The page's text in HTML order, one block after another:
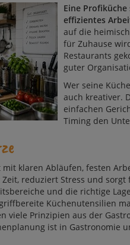
Eine
effizientes
auf die
für Zuhause
Restaurants
guter
Wer seine
auch kreativer.
einfachen
Timing den
klaren Ab­läufen, festen
reduziert Stress und
und die richtige
Küchenutensilien
viele Prinzipien aus der
ist in Gastronomie